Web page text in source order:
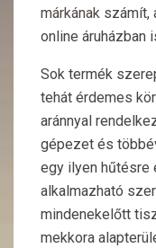
márkának számít,
online áruházban
Sok termék
tehát érdemes
aránnyal
gépezet és
egy ilyen
alkalmazható
mindenekelőtt
mekkora